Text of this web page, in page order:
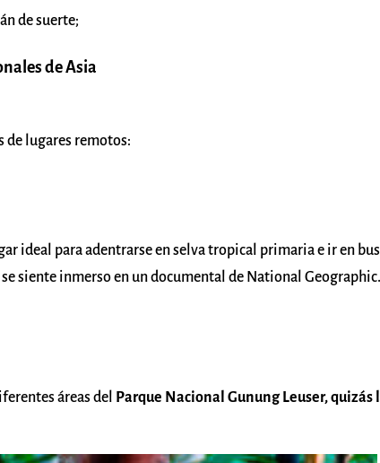
de suerte;
de Asia
de lugares remotos:
ideal para adentrarse en selva tropical primaria e ir en
siente inmerso en un documental de National
áreas del Parque Nacional Gunung Leuser, quizás